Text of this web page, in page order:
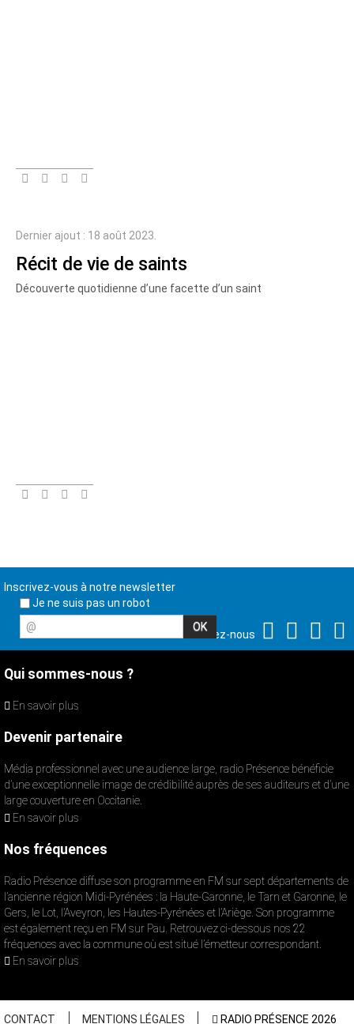
Dernier ajout : 18 août 2023.
Récit de vie de saints
Découverte quotidienne d’une facette d’un saint
Inscrivez-vous à notre newsletter
Je ne suis pas un robot
@
Suivez-nous
Qui sommes-nous ?
En savoir plus
Devenir partenaire
Média professionnel avec une audience large, radio Présence bénéficie
d’une exceptionnelle image de crédibilité auprès de ses auditeurs et d’une
large couverture en Occitanie.
En savoir plus
Nos fréquences
Radio Présence diffuse son programme en FM sur sept départements de
l’ancienne région Midi-Pyrénées : la Haute-Garonne, le Tarn et Garonne, le
Gers, le Lot, l’Aveyron, les Hautes-Pyrénées et l’Ariège. Son programme
est également reçu en FM sur Pau. Retrouvez ci-dessous nos 22
fréquences avec la commune où est situé l’émetteur correspondant.
En savoir plus
CONTACT MENTIONS LÉGALES RADIO PRÉSENCE 2026